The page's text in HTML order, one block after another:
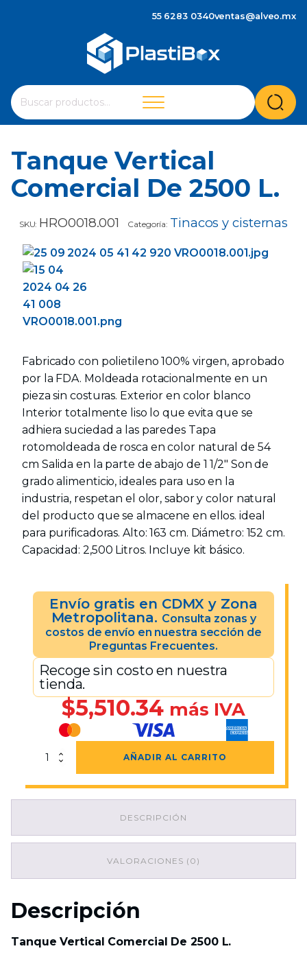
55 6283 0340ventas@alveo.mx
Buscar
por:
Cuando hay resultados autocompletados, puedes
Tanque Vertical
Comercial De 2500 L.
SKU: HRO0018.001 Categoría: Tinacos y cisternas
Fabricado con polietileno 100% virgen, aprobado
por la FDA. Moldeada rotacionalmente en un
pieza sin costuras. Exterior en color blanco
Interior totalmente liso lo que evita que se
adhiera suciedad a las paredes Tapa
rotomoldeada de rosca en color natural de 54
cm Salida en la parte de abajo de 1 1/2" Son de
grado alimenticio, ideales para uso en la
industria, respetan el olor, sabor y color natural
del producto que se almacene en ellos. ideal
para purificadoras. Alto: 163 cm. Diámetro: 152 cm.
Capacidad: 2,500 Litros. Incluye kit básico.
Envío gratis en CDMX y Zona
Metropolitana. Consulta zonas y
costos de envío en nuestra sección de
Preguntas Frecuentes.
Recoge sin costo en nuestra
tienda.
$5,510.34 más IVA
Tanque
AÑADIR AL CARRITO
DESCRIPCIÓN
VALORACIONES (0)
Descripción
Tanque Vertical Comercial De 2500 L.